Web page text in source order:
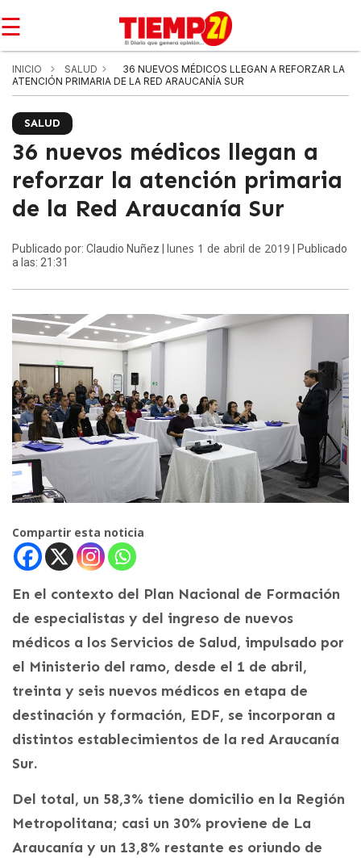
☰
INICIO SALUD
36 NUEVOS MÉDICOS LLEGAN A REFORZAR LA
ATENCIÓN PRIMARIA DE LA RED ARAUCANÍA SUR
SALUD
36 nuevos médicos llegan a
reforzar la atención primaria
de la Red Araucanía Sur
Publicado por: Claudio Nuñez | lunes 1 de abril de 2019 | Publicado
a las: 21:31
Compartir esta noticia
En el contexto del Plan Nacional de Formación
de especialistas y del ingreso de nuevos
médicos a los Servicios de Salud, impulsado por
el Ministerio del ramo, desde el 1 de abril,
treinta y seis nuevos médicos en etapa de
destinación y formación, EDF, se incorporan a
distintos establecimientos de la red Araucanía
Sur.
Del total, un 58,3% tiene domicilio en la Región
Metropolitana; casi un 30% proviene de La
Araucanía y un 13,8% restante es oriundo de